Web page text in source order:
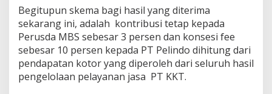
u
d
a
h
E
x
p
i
Begitupun skema bagi hasil yang diterima
sekarang ini, adalah kontribusi tetap kepada
Perusda MBS sebesar 3 persen dan konsesi fee
sebesar 10 persen kepada PT Pelindo dihitung dari
pendapatan kotor yang diperoleh dari seluruh hasil
pengelolaan pelayanan jasa PT KKT.